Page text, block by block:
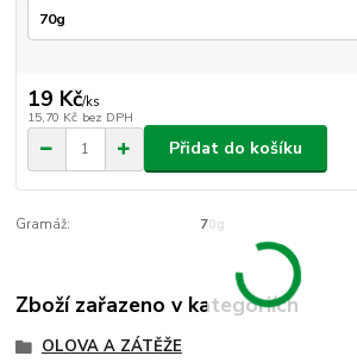
19 Kč/ks
15,70 Kč bez DPH
Přidat do košíku
Gramáž: 70g
Zboží zařazeno v kategoriích
OLOVA A ZÁTĚŽE